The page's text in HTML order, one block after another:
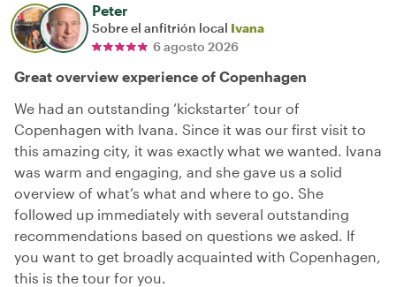
Peter
Sobre el anfitrión local Ivana
6 agosto 2026
Great overview experience of Copenhagen
We had an outstanding ‘kickstarter’ tour of
Copenhagen with Ivana. Since it was our first visit to
this amazing city, it was exactly what we wanted. Ivana
was warm and engaging, and she gave us a solid
overview of what’s what and where to go. She
followed up immediately with several outstanding
recommendations based on questions we asked. If
you want to get broadly acquainted with Copenhagen,
this is the tour for you.